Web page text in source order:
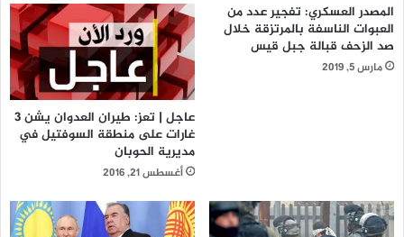
المصدر العسكري: تفجير عدد من
العبوات الناسفة بالمرتزقة خلال
صد الزحف قبالة جبل قيس
مارس 5, 2019
عاجل | تعز: طيران العدوان يشن 3
غارات على منطقة السوفتيل في
مديرية الحوبان
أغسطس 21, 2016